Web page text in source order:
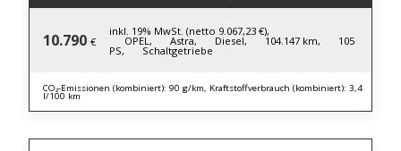
10.790 €
inkl. 19% MwSt. (netto 9.067,23 €),
OPEL, Astra, Diesel, 104.147 km, 105
PS, Schaltgetriebe
CO₂-Emissionen (kombiniert): 90 g/km, Kraftstoffverbrauch (kombiniert): 3,4
l/100 km